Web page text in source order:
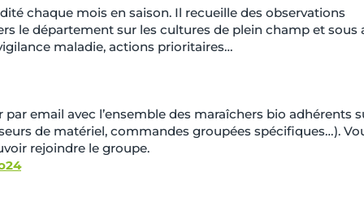
chaque mois en saison. Il recueille des observations
le département sur les cultures de plein champ et sous
maladie, actions prioritaires…
email avec l’ensemble des maraîchers bio adhérents
de matériel, commandes groupées spécifiques…).
rejoindre le groupe.